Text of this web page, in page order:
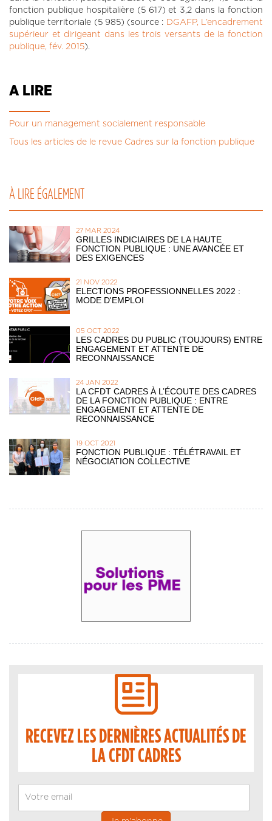
fonction publique hospitalière (5 617) et 3,2 dans la fonction
publique territoriale (5 985) (source : DGAFP, L’encadrement
supérieur et dirigeant dans les trois versants de la fonction
publique, fév. 2015).
A LIRE
Pour un management socialement responsable
Tous les articles de le revue Cadres sur la fonction publique
À LIRE ÉGALEMENT
27 MAR 2024
GRILLES INDICIAIRES DE LA HAUTE
FONCTION PUBLIQUE : UNE AVANCÉE ET
DES EXIGENCES
21 NOV 2022
ELECTIONS PROFESSIONNELLES 2022 :
MODE D'EMPLOI
05 OCT 2022
LES CADRES DU PUBLIC (TOUJOURS) ENTRE
ENGAGEMENT ET ATTENTE DE
RECONNAISSANCE
24 JAN 2022
LA CFDT CADRES À L’ÉCOUTE DES CADRES
DE LA FONCTION PUBLIQUE : ENTRE
ENGAGEMENT ET ATTENTE DE
RECONNAISSANCE
19 OCT 2021
FONCTION PUBLIQUE : TÉLÉTRAVAIL ET
NÉGOCIATION COLLECTIVE
RECEVEZ LES DERNIÈRES ACTUALITÉS DE
LA CFDT CADRES